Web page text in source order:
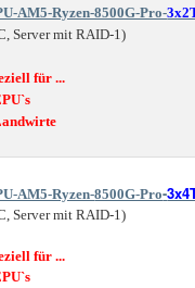
AM5-Ryzen-8500G-Pro-
Server mit RAID-1)
für ...
AM5-Ryzen-8500G-Pro-
Server mit RAID-1)
für ...